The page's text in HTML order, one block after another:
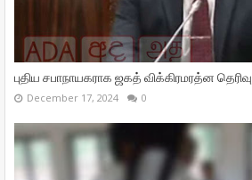
புதிய சபாநாயகராக ஜகத் விக்கிரமரத்ன தெரிவு
December 17, 2024 0